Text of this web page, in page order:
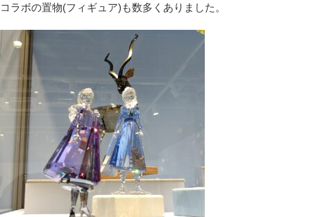
コラボの置物(フィギュア)も数多くありました。